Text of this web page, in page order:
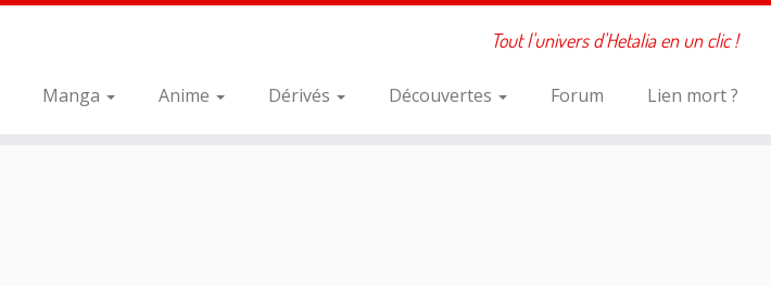
Tout l'univers d'Hetalia en un clic !
Manga Anime Dérivés Découvertes Forum Lien mort ?